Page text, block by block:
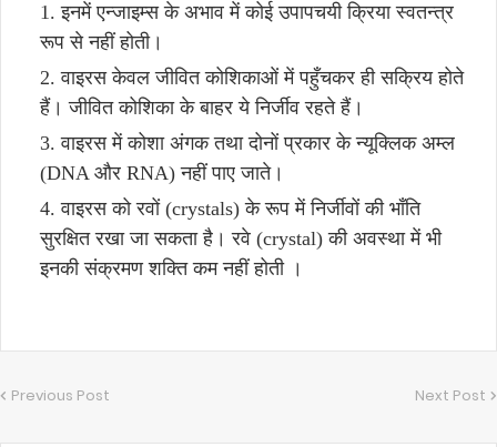
इनमें एन्जाइम्स के अभाव में कोई उपापचयी क्रिया स्वतन्त्र
रूप से नहीं होती।
वाइरस केवल जीवित कोशिकाओं में पहुँचकर ही सक्रिय होते
हैं। जीवित कोशिका के बाहर ये निर्जीव रहते हैं।
वाइरस में कोशा अंगक तथा दोनों प्रकार के न्यूक्लिक अम्ल
(DNA और RNA) नहीं पाए जाते।
वाइरस को रवों (crystals) के रूप में निर्जीवों की भाँति
सुरक्षित रखा जा सकता है। रवे (crystal) की अवस्था में भी
इनकी संक्रमण शक्ति कम नहीं होती ।
Previous Post Next Post